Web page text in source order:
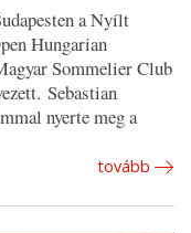
a Nyílt
Hungarian
Sommelier Club
Sebastian
nyerte meg a
tovább